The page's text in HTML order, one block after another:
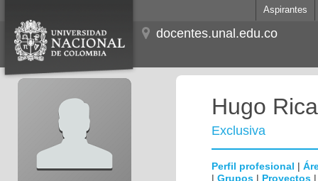
Aspirantes
docentes.unal.edu.co
Hugo
Exclusiva
Perfil profesional |
| Grupos | Proyectos